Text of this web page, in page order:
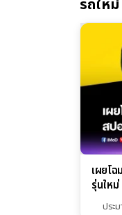
ESS ค
รถใหม่
เผยโ
รุ่นให
ประ